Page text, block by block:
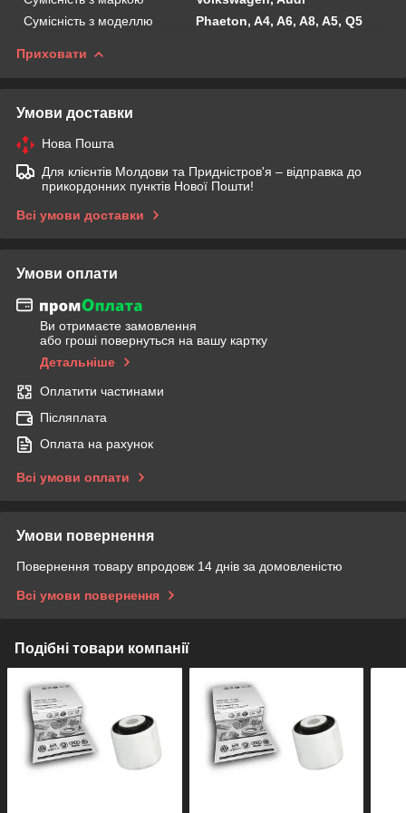
Сумісність з моделлю
Phaeton, A4, A6, A8, A5, Q5
Приховати
Умови доставки
Нова Пошта
Для клієнтів Молдови та Придністров'я – відправка до
прикордонних пунктів Нової Пошти!
Всі умови доставки
Умови оплати
Ви отримаєте замовлення
або гроші повернуться на вашу картку
Детальніше
Оплатити частинами
Післяплата
Оплата на рахунок
Всі умови оплати
Умови повернення
Повернення товару впродовж 14 днів за домовленістю
Всі умови повернення
Подібні товари компанії